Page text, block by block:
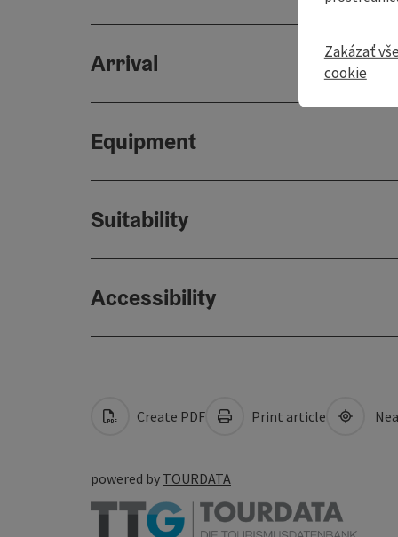
Arrival
Equipment
Suitability
Accessibility
Create PDF Print article
powered by TOURDATA
Zakázať
cookie